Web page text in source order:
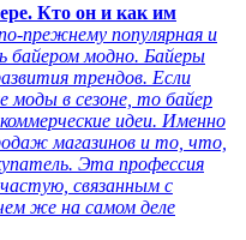
Кто он и как им
прежнему популярная и
байером модно. Байеры
трендов. Если
моды в сезоне, то байер
идеи. Именно
магазинов и то, что,
Эта профессия
связанным с
же на самом деле